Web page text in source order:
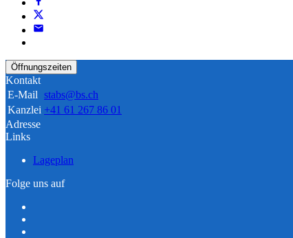
Öffnungszeiten
Kontakt
E-Mail stabs@bs.ch
Kanzlei +41 61 267 86 01
Adresse
Links
Lageplan
Folge uns auf